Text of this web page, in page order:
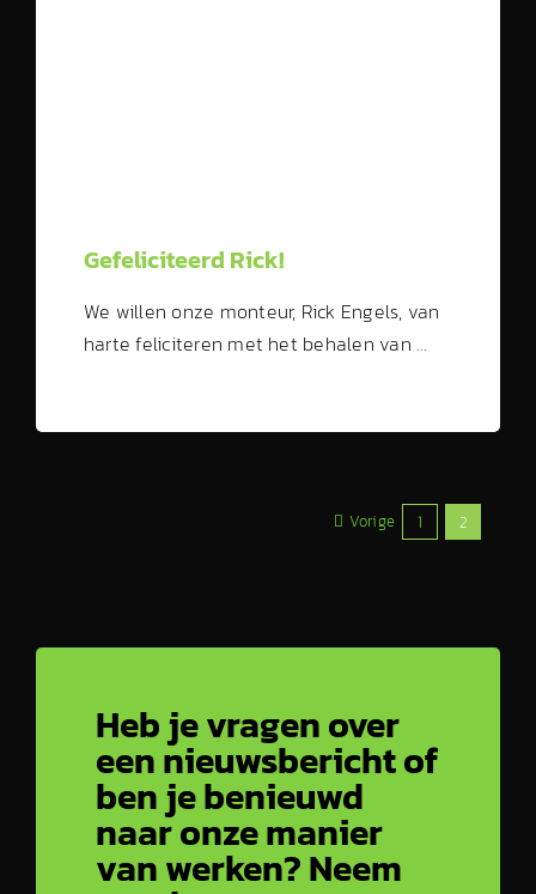
Gefeliciteerd Rick!
We willen onze monteur, Rick Engels, van
harte feliciteren met het behalen van …
Vorige 1 2
Heb je vragen over
een nieuwsbericht of
ben je benieuwd
naar onze manier
van werken? Neem